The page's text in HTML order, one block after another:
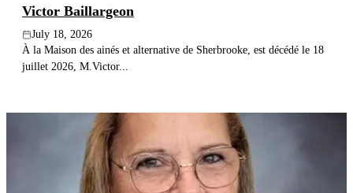
Victor Baillargeon
July 18, 2026
À la Maison des ainés et alternative de Sherbrooke, est décédé le 18
juillet 2026, M.Victor...